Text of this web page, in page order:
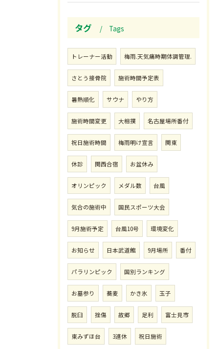
タグ Tags
トレーナー活動 梅雨.天気痛時期体調管理.
さとう接骨院 施術時間予定表
暑熱順化 サウナ やり方
施術時間変更 大相撲 名古屋場所番付
祝日施術時間 梅雨明け宣言 関東
休診 関西合宿 お盆休み
オリンピック メダル数 台風
気合の施術中 国民スポーツ大会
9月施術予定 台風10号 環境変化
お知らせ 日本武道館 9月場所 番付
パラリンピック 国別ランキング
お墓参り 蕎麦 かき氷 玉子
脱臼 挫傷 故郷 足利 富士見市
東みずほ台 3連休 祝日施術